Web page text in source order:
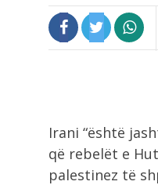
Irani “është
që rebelët e
palestinez të